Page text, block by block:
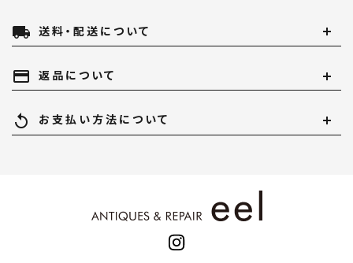
local_shipping 送料・配送について
payment 返品について
replay お支払い方法について